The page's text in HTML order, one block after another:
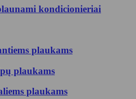
kondicionieriai
plaukams
plaukams
plaukams